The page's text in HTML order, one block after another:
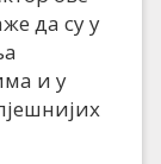
да су у
и у